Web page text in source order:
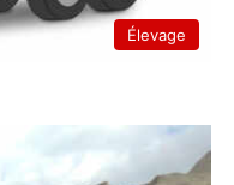
Élevage